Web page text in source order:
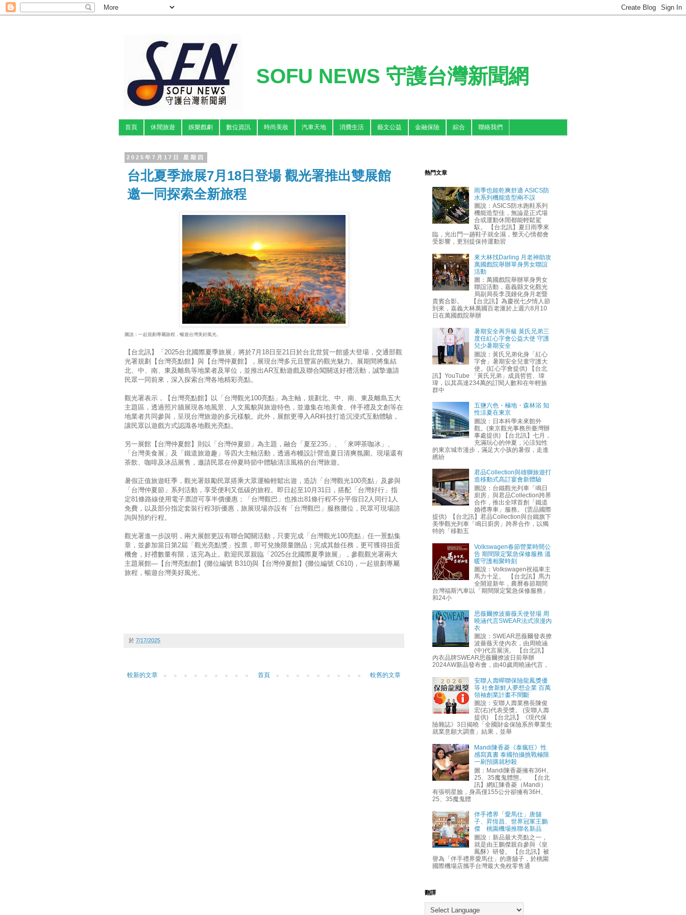
SOFU NEWS 守護台灣新聞網
首頁 休閒旅遊 娛樂戲劇 數位資訊 時尚美妝 汽車天地 消費生活 藝文公益 金融保險 綜合 聯絡我們
2025年7月17日 星期四
台北夏季旅展7月18日登場 觀光署推出雙展館
邀一同探索全新旅程
圖說：一起規劃專屬旅程，暢遊台灣美好風光。
【台北訊】「2025台北國際夏季旅展」將於7月18日至21日於台北世貿一館盛大登場，交通部觀
光署規劃【台灣亮點館】與【台灣仲夏館】，展現台灣多元且豐富的觀光魅力。展期間將集結
北、中、南、東及離島等地業者及單位，並推出AR互動遊戲及聯合闖關送好禮活動，誠摯邀請
民眾一同前來，深入探索台灣各地精彩亮點。
觀光署表示，【台灣亮點館】以「台灣觀光100亮點」為主軸，規劃北、中、南、東及離島五大
主題區，透過照片牆展現各地風景、人文風貌與旅遊特色，並邀集在地美食、伴手禮及文創等在
地業者共同參與，呈現台灣旅遊的多元樣貌。此外，展館更導入AR科技打造沉浸式互動體驗，
讓民眾以遊戲方式認識各地觀光亮點。
另一展館【台灣仲夏館】則以「台灣仲夏節」為主題，融合「夏至235」、「來呷茶咖冰」、
「台灣美食展」及「鐵道旅遊趣」等四大主軸活動，透過布幔設計營造夏日清爽氛圍。現場還有
茶飲、咖啡及冰品展售，邀請民眾在仲夏時節中體驗清涼風格的台灣旅遊。
暑假正值旅遊旺季，觀光署鼓勵民眾搭乘大眾運輸輕鬆出遊，造訪「台灣觀光100亮點」及參與
「台灣仲夏節」系列活動，享受便利又低碳的旅程。即日起至10月31日，搭配「台灣好行」指
定81條路線使用電子票證可享半價優惠；「台灣觀巴」也推出81條行程不分平假日2人同行1人
免費，以及部分指定套裝行程3折優惠，旅展現場亦設有「台灣觀巴」服務攤位，民眾可現場諮
詢與預約行程。
觀光署進一步說明，兩大展館更設有聯合闖關活動，只要完成「台灣觀光100亮點」任一景點集
章，並參加當日第2屆「觀光亮點獎」投票，即可兌換限量贈品；完成其餘任務，更可獲得扭蛋
機會，好禮數量有限，送完為止。歡迎民眾親臨「2025台北國際夏季旅展」，參觀觀光署兩大
主題展館—【台灣亮點館】(攤位編號 B310)與【台灣仲夏館】(攤位編號 C610)，一起規劃專屬
旅程，暢遊台灣美好風光。
於 7/17/2025
較新的文章 較舊的文章
首頁
熱門文章
雨季也能乾爽舒適 ASICS防
水系列機能造型兩不誤
圖說：ASICS防水跑鞋系列
機能造型佳，無論是正式場
合或運動休閒都能輕鬆駕
馭。 【台北訊】夏日雨季來
臨，光出門一趟鞋子就全濕，整天心情都會
受影響，更別提保持運動習
來大林找Darling 月老神助攻
萬國戲院舉辦單身男女聯誼
活動
圖：萬國戲院舉辦單身男女
聯誼活動，嘉義縣文化觀光
局副局長李茂鍾化身月老暨
貴賓合影。 【台北訊】為慶祝七夕情人節
到來，嘉義大林萬國百老滙於上週六8月10
日在萬國戲院舉辦
暑期安全再升級 黃氏兄弟三
度任紅心字會公益大使 守護
兒少暑期安全
圖說：黃氏兄弟化身「紅心
字會」暑期安全兒童守護大
使。(紅心字會提供) 【台北
訊】YouTube 「黃氏兄弟」成員哲哲、瑋
瑋，以其高達234萬的訂閱人數和在年輕族
群中
五鹽六色・極地・森林浴 知
性涼夏在東京
圖說：日本科學未來館外
觀。(東京觀光事務所臺灣辦
事處提供) 【台北訊】七月，
充滿玩心的仲夏，沁涼知性
的東京城市漫步，滿足大小孩的暑假，走進
繽紛
君品Collection與雄獅旅遊打
造移動式高訂宴會新體驗
圖說：台鐵觀光列車「鳴日
廚房」與君品Collection跨界
合作，推出全球首創「鐵道
婚禮專車」服務。 (雲品國際
提供) 【台北訊】君品Collection與台鐵旗下
美學觀光列車「鳴日廚房」跨界合作，以獨
特的「移動五
Volkswagen春節營業時間公
告 期間限定緊急保修服務 溫
暖守護相聚時刻
圖說：Volkswagen祝福車主
馬力十足。 【台北訊】馬力
全開迎新年，農曆春節期間
台灣福斯汽車以「期間限定緊急保修服務」
和24小
思薇爾撩波薔薇天使登場 周
曉涵代言SWEAR法式浪漫內
衣
圖說：SWEAR思薇爾發表撩
波薔薇天使內衣，由周曉涵
(中)代言展演。 【台北訊】
內衣品牌SWEAR思薇爾撩波日前舉辦
2024AW新品發布會，由40歲周曉涵代言，
安聯人壽蟬聯保險龍鳳獎優
等 社會新鮮人夢想企業 百萬
領袖創業計畫不間斷
圖說：安聯人壽業務長陳俊
宏(右)代表受獎。 (安聯人壽
提供) 【台北訊】《現代保
險雜誌》3日揭曉「全國財金保險系所畢業生
就業意願大調查」結果，並舉
Mandi陳香菱《泰瘋狂》性
感寫真書 泰國拍攝挑戰極限
一刷預購就秒殺
圖：Mandi陳香菱擁有36H、
25、35魔鬼體態。 【台北
訊】網紅陳香菱（Mandi）
有張明星臉，身高僅155公分卻擁有36H、
25、35魔鬼體
伴手禮界「愛馬仕」唐舖
子、昇恆昌、世界冠軍王鵬
傑 桃園機場推聯名新品
圖說：新品最大亮點之一，
就是由王鵬傑親自參與《皇
鳳酥》研發。 【台北訊】被
譽為「伴手禮界愛馬仕」的唐舖子，於桃園
國際機場店攜手台灣最大免稅零售通
翻譯